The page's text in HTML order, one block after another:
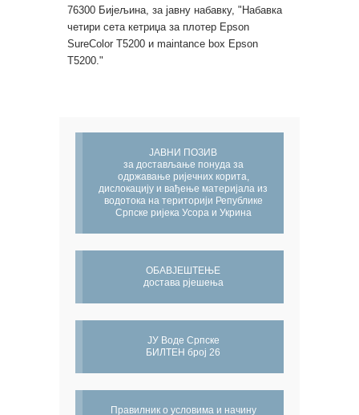
76300 Бијељина, за јавну набавку, "Набавка
четири сета кетриџа за плотер Epson
SureColor T5200 и maintance box Epson
T5200."
ЈАВНИ ПОЗИВ
за достављање понуда за
одржавање ријечних корита,
дислокацију и вађење материјала из
водотока на територији Републике
Српске ријека Усора и Укрина
ОБАВЈЕШТЕЊЕ
достава рјешења
ЈУ Воде Српске
БИЛТЕН број 26
Правилник о условима и начину